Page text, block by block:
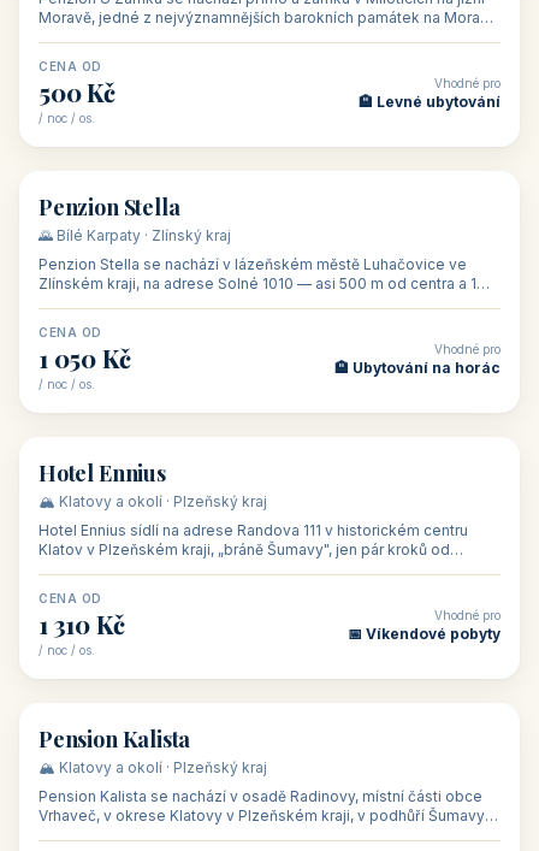
Moravě, jedné z nejvýznamnějších barokních památek na Moravě,
CENA OD
500 Kč
/ noc / os.
Vhodné pro
🏨 Levné ubytování
🏡 penzion
Penzion Stella
🌄 Bílé Karpaty · Zlínský kraj
Penzion Stella se nachází v lázeňském městě Luhačovice ve
Zlínském kraji, na adrese Solné 1010 — asi 500 m od centra a 1
CENA OD
1 050 Kč
/ noc / os.
Vhodné pro
🏨 Ubytování na horác
🏨 hotel
Hotel Ennius
🏔️ Klatovy a okolí · Plzeňský kraj
Hotel Ennius sídlí na adrese Randova 111 v historickém centru
Klatov v Plzeňském kraji, „bráně Šumavy", jen pár kroků od
CENA OD
1 310 Kč
/ noc / os.
Vhodné pro
📅 Víkendové pobyty
🏡 penzion
Pension Kalista
🏔️ Klatovy a okolí · Plzeňský kraj
Pension Kalista se nachází v osadě Radinovy, místní části obce
Vrhaveč, v okrese Klatovy v Plzeňském kraji, v podhůří Šumavy